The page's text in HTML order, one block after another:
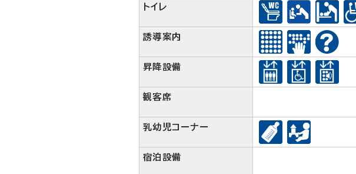
トイレ
誘導案内
昇降設備
観客席
乳幼児コーナー
宿泊設備